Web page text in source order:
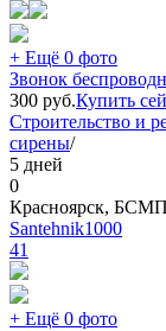
+ Ещё 0 фото
Звонок
300 руб.Купить
Строительство и
сирены/
5 дней
0
Красноярск, БСМП
Santehnik1000
41
+ Ещё 0 фото